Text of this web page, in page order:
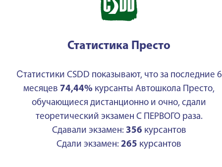
Статистика Престо
Статистики CSDD показывают, что за последние 6
месяцев 74,44% курсанты Автошкола Престо,
обучающиеся дистанционно и очно, сдали
теоретический экзамен С ПЕРВОГО раза.
Сдавали экзамен: 356 курсантов
Сдали экзамен: 265 курсантов